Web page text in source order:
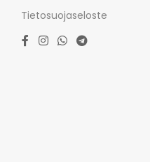
Tietosuojaseloste